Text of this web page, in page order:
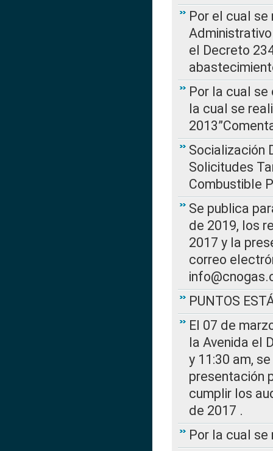
Por el cual
el Decreto
Por la cual se
la cual se
Socialización
Solicitudes
Combustible
Se publica
de 2019, los
2017 y la
correo
PUNTOS
El 07 de
la Avenida el
y 11:30 am,
presentación
cumplir los
de 2017 .
Por la cual se